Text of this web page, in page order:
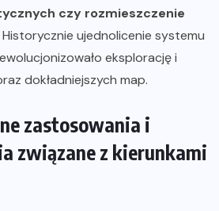
czy rozmieszczenie
Historycznie ujednolicenie systemu
eksplorację i
dokładniejszych map.
zastosowania i
związane z kierunkami